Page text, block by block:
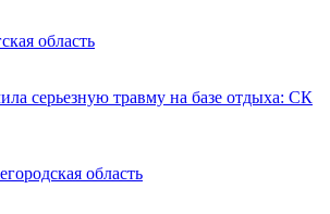
область
серьезную травму на базе отдыха: СК
область